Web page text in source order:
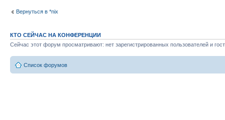
Вернуться в *nix
КТО СЕЙЧАС НА КОНФЕРЕНЦИИ
Сейчас этот форум просматривают: нет зарегистрированных пользователей и
Список форумов